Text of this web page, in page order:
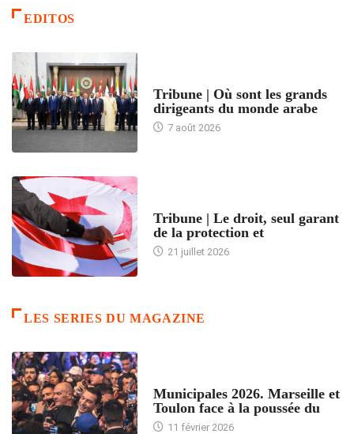
EDITOS
Tribune | Où sont les grands
dirigeants du monde arabe
7 août 2026
Tribune | Le droit, seul garant
de la protection et
21 juillet 2026
LES SERIES DU MAGAZINE
Municipales 2026. Marseille et
Toulon face à la poussée du
11 février 2026